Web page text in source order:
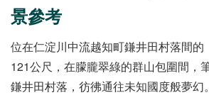
景參考
位在仁淀川中流越知町鎌井田村落間
121公尺，在朦朧翠綠的群山包圍間，
鎌井田村落，彷彿通往未知國度般夢幻。